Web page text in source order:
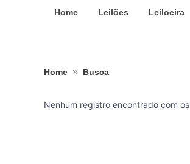
Home Leilões Leiloeira
Home » Busca
Nenhum registro encontrado com